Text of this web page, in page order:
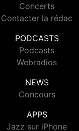
Concerts
Contacter la rédac
PODCASTS
Podcasts
Webradios
NEWS
Concours
APPS
Jazz sur iPhone